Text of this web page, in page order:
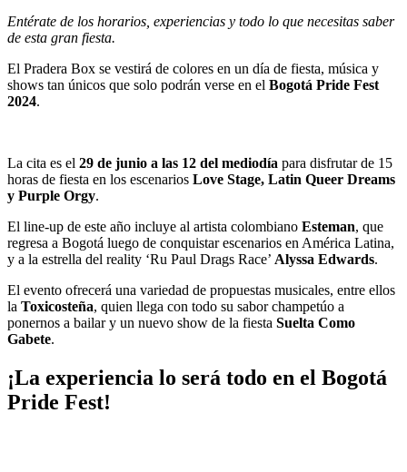
Entérate de los horarios, experiencias y todo lo que necesitas saber
de esta gran fiesta.
El Pradera Box se vestirá de colores en un día de fiesta, música y
shows tan únicos que solo podrán verse en el Bogotá Pride Fest
2024.
La cita es el 29 de junio a las 12 del mediodía para disfrutar de 15
horas de fiesta en los escenarios Love Stage, Latin Queer Dreams
y Purple Orgy.
El line-up de este año incluye al artista colombiano Esteman, que
regresa a Bogotá luego de conquistar escenarios en América Latina,
y a la estrella del reality ‘Ru Paul Drags Race’ Alyssa Edwards.
El evento ofrecerá una variedad de propuestas musicales, entre ellos
la Toxicosteña, quien llega con todo su sabor champetúo a
ponernos a bailar y un nuevo show de la fiesta Suelta Como
Gabete.
¡La experiencia lo será todo en el Bogotá
Pride Fest!